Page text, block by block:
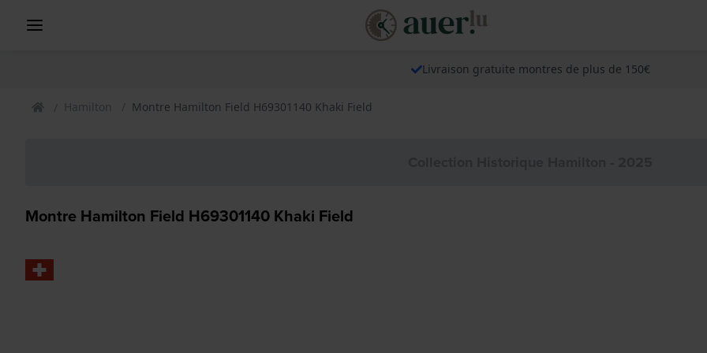
Livraison gratuite montres de plus de 150€
Hamilton Montre Hamilton Field H69301140 Khaki Field
Montre Hamilton Field H69301140 Khaki Field